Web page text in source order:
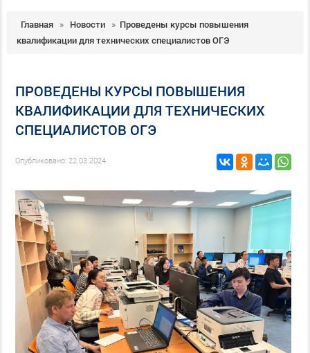
Главная » Новости » Проведены курсы повышения
квалификации для технических специалистов ОГЭ
ПРОВЕДЕНЫ КУРСЫ ПОВЫШЕНИЯ
КВАЛИФИКАЦИИ ДЛЯ ТЕХНИЧЕСКИХ
СПЕЦИАЛИСТОВ ОГЭ
Опубликовано: 22.03.2024